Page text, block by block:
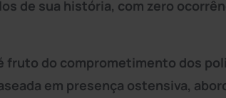
de sua história, com zero
fruto do comprometimento dos
em presença ostensiva,